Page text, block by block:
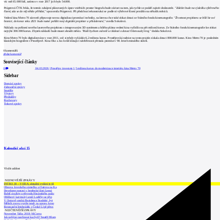
víc než 65.000 lidí, zatímco v roce 2017 jich bylo 54.000.
Prágerová ČTK řekla, že termín zahájení plánovaných úprav vnitřních prostor biografu bude záviset na tom, jak rychle se podaří zajistit dodavatele. "Záležet bude na výsledku výběrového
řízení, zda se do něj někdo přihlásí,"upozornila Prágerová. Při předchozí rekonstrukci se podle ní výběrové řízení protáhlo na několik měsíců.
Vedení kina Metro 70 zároveň připravuje novou digitalizaci promítací techniky, na kterou chce také získat dotaci ze Státního fondu kinematografie."Životnost projektoru se blíží ke své
hranici, do konce roku 2021 bude nutné pořídit nový digitální projektor a příslušenství,"uvedla Sokolová.
Náklady na pořízení nového laserového projektoru s integrovaným 3D systémem a bílého plátna vedení kina vyčíslilo na pět milionů korun. Ze Státního fondu kinematografie lze získat
nejvýše 300.000 korun. Zbytek nákladů bude muset uhradit město. "Rádi bychom oslovili se žádostí o dotaci Olomoucký kraj,"dodala Sokolová.
Kino Metro 70 bylo digitalizováno v roce 2011, což si tehdy vyžádalo 6,2 milionu korun. Prostějovská radnice na tento projekt získala dotaci 800.000 korun. Kino Metro 70 je posledním
klasickým biografem v Prostějově. Kina Oko a Jas kvůli klesající návštěvnosti přestala promítat v 90. letech minulého století.
0komentářů
přidat komentář
Související články
0 04.03.2026 |Prostějov investuje 1,5 milionu korun do modernizace interiéru kina Metro 70
Sidebar
Domácí zprávy
Zahraniční zprávy
Soutěže
Výstavy
Přednášky
Rozhovory
Tiskové zprávy
Kalendář akcí 15
Vložit událost
NEJNOVĚJŠÍ ZPRÁVY
INTRO 30 – VODA: aktuální vydání je již
Obnova loveckého zámečku u Ostrova na Ka
Developer postaví v brněnské části Lesná
Babiš uvažuje o převodu Hrzánského palác
Oblíbený karvinský areál Lodičky se přip
V Ostravě vzniká Rezidence Stodolní, byt
Mělník znovu vypíše tendr na opravu koup
Renesanční letohrádek v České Lípě převz
NEJČTENĚJŠÍ ZPRÁVY
November Talks 2018: M.Corea
Jak nejlépe navrhnout kuchyň? Soutěž Blum